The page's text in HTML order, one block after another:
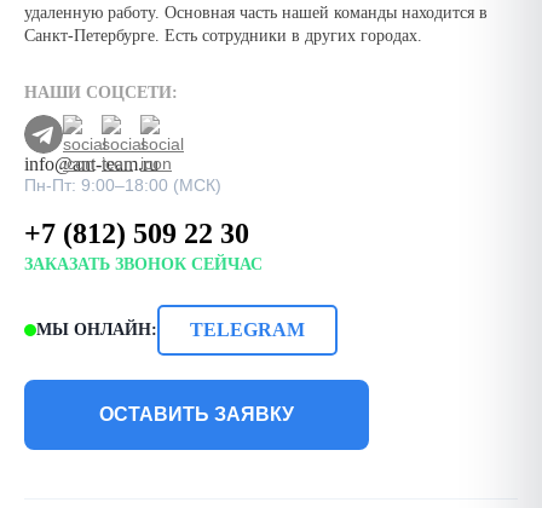
удаленную работу. Основная часть нашей команды находится в
Санкт-Петербурге. Есть сотрудники в других городах.
НАШИ СОЦСЕТИ:
info@ant-team.ru
Пн-Пт: 9:00–18:00 (МСК)
+7 (812) 509 22 30
ЗАКАЗАТЬ ЗВОНОК СЕЙЧАС
МЫ ОНЛАЙН: TELEGRAM
ОСТАВИТЬ ЗАЯВКУ